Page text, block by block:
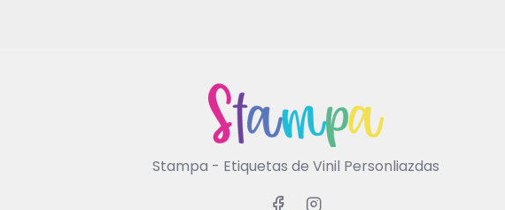
Stampa - Etiquetas de Vinil Personliazdas